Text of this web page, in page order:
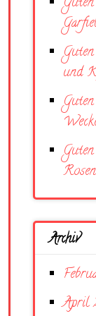
und
Rosen
Archiv
April